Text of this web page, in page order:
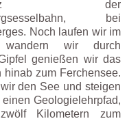
der
bei
Noch laufen wir im
wir durch
genießen wir das
hinab zum Ferchensee.
den See und steigen
Geologielehrpfad,
Kilometern zum